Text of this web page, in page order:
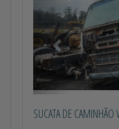
SUCATA DE